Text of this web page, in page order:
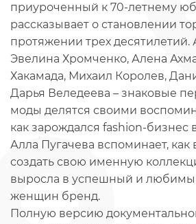
приуроченный к 70-летнему
рассказывает о становлении
протяжении трех десятилетий.
Эвелина Хромченко, Алена
Хакамада, Михаил Королев,
Дарья Веледеева – знаковые
моды делятся своими
как зарождался fashion-бизнес
Алла Пугачева вспоминает, как
создать свою именную
выросла в успешный и
женщин бренд.
Полную версию